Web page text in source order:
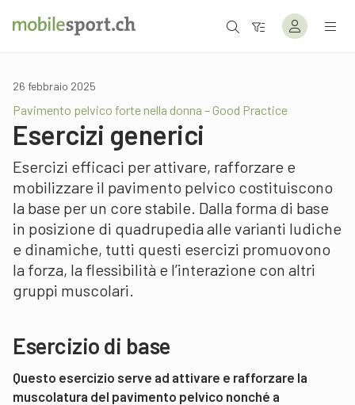
26 febbraio 2025
Pavimento pelvico forte nella donna – Good Practice
Esercizi generici
Esercizi efficaci per attivare, rafforzare e
mobilizzare il pavimento pelvico costituiscono
la base per un core stabile. Dalla forma di base
in posizione di quadrupedia alle varianti ludiche
e dinamiche, tutti questi esercizi promuovono
la forza, la flessibilità e l’interazione con altri
gruppi muscolari.
Esercizio di base
Questo esercizio serve ad attivare e rafforzare la
muscolatura del pavimento pelvico nonché a